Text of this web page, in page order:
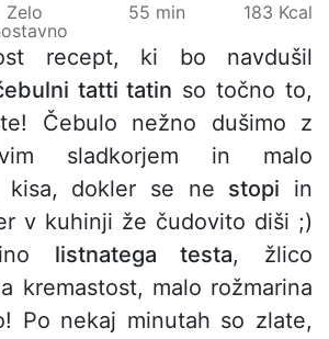
Zelo
55 min 183 Kcal
recept, ki bo navdušil
tatti tatin so točno to,
Čebulo nežno dušimo z
sladkorjem in malo
kisa, dokler se ne stopi in
v kuhinji že čudovito diši ;)
listnatega testa, žlico
kremastost, malo rožmarina
Po nekaj minutah so zlate,